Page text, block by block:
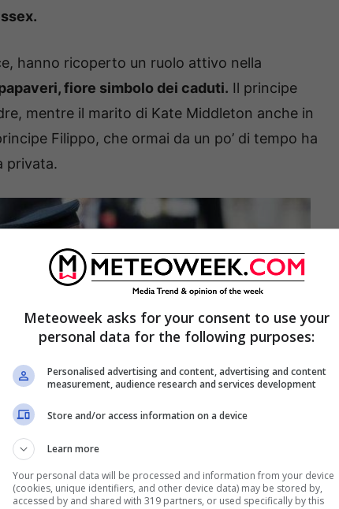
hanno ricoperto un ruolo attivo nella
fiore simbolo dei caduti. Il principe
mentre il marito di Kate Middleton anche in
Filippo, che ormai da un po’ di tempo ha
privata.
Meteoweek asks for your consent to use your
personal data for the following purposes:
Personalised advertising and content, advertising and content
measurement, audience research and services development
Store and/or access information on a device
Learn more
Your personal data will be processed and information from your device
(cookies, unique identifiers, and other device data) may be stored by,
accessed by and shared with 319 partners, or used specifically by this